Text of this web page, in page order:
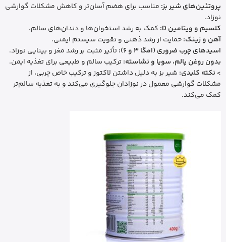
پروتئین‌های شیر بز: مناسب برای هضم آسان‌تر و کاهش مشکلات گوارشی
نوزاد.
کلسیم و ویتامین D:
کمک به رشد استخوان‌ها و دندان‌های سالم.
آهن و زینک:حمایت از رشد ذهنی و تقویت سیستم ایمنی.
اسیدهای چرب ضروری (امگا 3 و 6):
تأثیر مثبت بر رشد مغز و بینایی نوزاد.
بدون روغن پالم، سویا و نشاسته:ترکیب سالم و طبیعی برای تغذیه ایمن.
> نکته کلیدی: شیر بز به دلیل داشتن لاکتوز و ترکیب خاص چربی، از
مشکلات گوارشی معمول در نوزادان جلوگیری می‌کند و به تغذیه سالم‌تر
کمک می‌کند.